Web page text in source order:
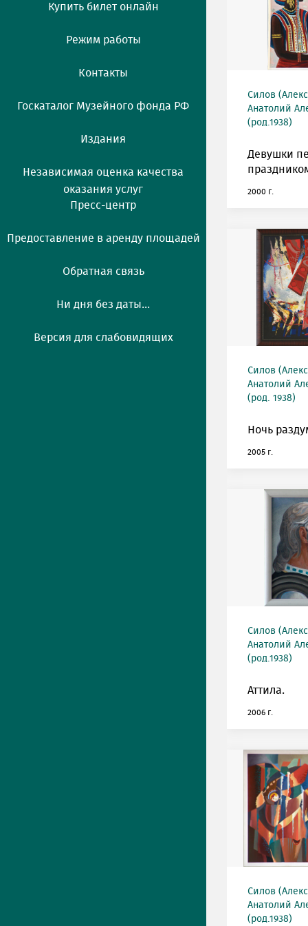
Купить билет онлайн
Режим работы
Контакты
Госкаталог Музейного фонда РФ
Издания
Независимая оценка качества
оказания услуг
Пресс-центр
Предоставление в аренду площадей
Обратная связь
Ни дня без даты...
Версия для слабовидящих
Силов
Анатолий
(род.1938)
Девушки
2000 г.
Силов
Анатолий
(род. 1938)
Ночь
2005 г.
Силов
Анатолий
(род.1938)
Аттила.
2006 г.
Силов
Анатолий
(род.1938)